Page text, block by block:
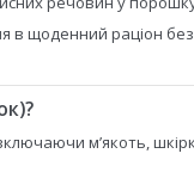
щоденний раціон
м’якоть,